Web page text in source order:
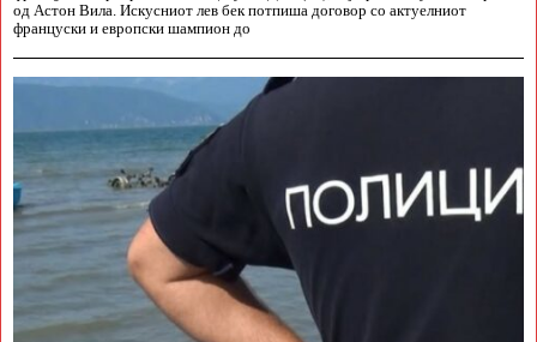
од Астон Вила. Искусниот лев бек потпиша договор со актуелниот
француски и европски шампион до